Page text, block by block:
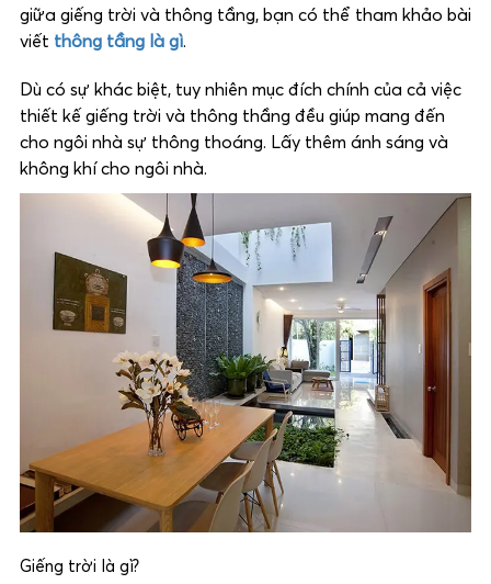
giữa giếng trời và thông tầng, bạn có thể tham khảo bài
viết thông tầng là gì.
Dù có sự khác biệt, tuy nhiên mục đích chính của cả việc
thiết kế giếng trời và thông thầng đều giúp mang đến
cho ngôi nhà sự thông thoáng. Lấy thêm ánh sáng và
không khí cho ngôi nhà.
Giếng trời là gì?